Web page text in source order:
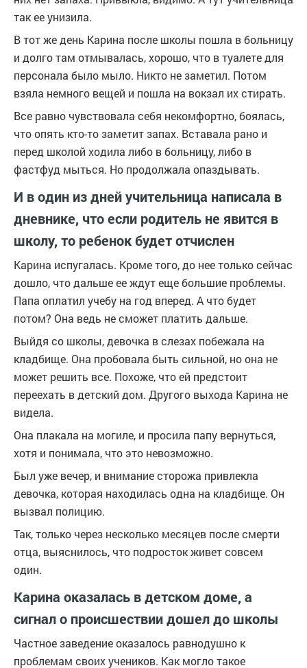
так ее унизила.
В тот же день Карина после школы пошла в больницу
и долго там отмывалась, хорошо, что в туалете для
персонала было мыло. Никто не заметил. Потом
взяла немного вещей и пошла на вокзал их стирать.
Все равно чувствовала себя некомфортно, боялась,
что опять кто-то заметит запах. Вставала рано и
перед школой ходила либо в больницу, либо в
фастфуд мыться. Но продолжала опаздывать.
И в один из дней учительница написала в
дневнике, что если родитель не явится в
школу, то ребенок будет отчислен
Карина испугалась. Кроме того, до нее только сейчас
дошло, что дальше ее ждут еще большие проблемы.
Папа оплатил учебу на год вперед. А что будет
потом? Она ведь не сможет платить дальше.
Выйдя со школы, девочка в слезах побежала на
кладбище. Она пробовала быть сильной, но она не
может решить все. Похоже, что ей предстоит
переехать в детский дом. Другого выхода Карина не
видела.
Она плакала на могиле, и просила папу вернуться,
хотя и понимала, что это невозможно.
Был уже вечер, и внимание сторожа привлекла
девочка, которая находилась одна на кладбище. Он
вызвал полицию.
Так, только через несколько месяцев после смерти
отца, выяснилось, что подросток живет совсем
один.
Карина оказалась в детском доме, а
сигнал о происшествии дошел до школы
Частное заведение оказалось равнодушно к
проблемам своих учеников. Как могло такое